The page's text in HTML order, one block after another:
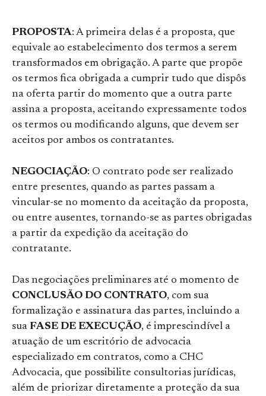
PROPOSTA: A primeira delas é a proposta, que
equivale ao estabelecimento dos termos a serem
transformados em obrigação. A parte que propõe
os termos fica obrigada a cumprir tudo que dispôs
na oferta partir do momento que a outra parte
assina a proposta, aceitando expressamente todos
os termos ou modificando alguns, que devem ser
aceitos por ambos os contratantes.
NEGOCIAÇÃO: O contrato pode ser realizado
entre presentes, quando as partes passam a
vincular-se no momento da aceitação da proposta,
ou entre ausentes, tornando-se as partes obrigadas
a partir da expedição da aceitação do
contratante.
Das negociações preliminares até o momento de
CONCLUSÃO DO CONTRATO, com sua
formalização e assinatura das partes, incluindo a
sua FASE DE EXECUÇÃO, é imprescindível a
atuação de um escritório de advocacia
especializado em contratos, como a CHC
Advocacia, que possibilite consultorias jurídicas,
além de priorizar diretamente a proteção da sua